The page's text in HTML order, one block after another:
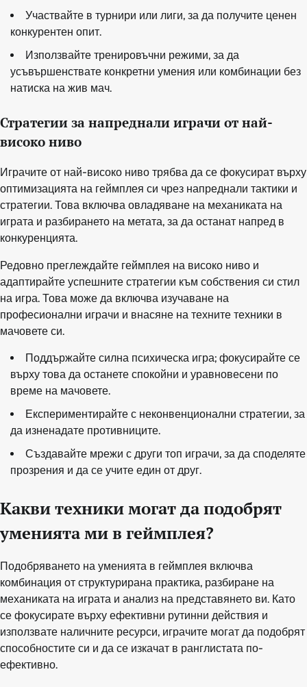
Участвайте в турнири или лиги, за да получите ценен
конкурентен опит.
Използвайте тренировъчни режими, за да
усъвършенствате конкретни умения или комбинации без
натиска на жив мач.
Стратегии за напреднали играчи от най-
високо ниво
Играчите от най-високо ниво трябва да се фокусират върху
оптимизацията на геймплея си чрез напреднали тактики и
стратегии. Това включва овладяване на механиката на
играта и разбирането на метата, за да останат напред в
конкуренцията.
Редовно преглеждайте геймплея на високо ниво и
адаптирайте успешните стратегии към собствения си стил
на игра. Това може да включва изучаване на
професионални играчи и внасяне на техните техники в
мачовете си.
Поддържайте силна психическа игра; фокусирайте се
върху това да останете спокойни и уравновесени по
време на мачовете.
Експериментирайте с неконвенционални стратегии, за
да изненадате противниците.
Създавайте мрежи с други топ играчи, за да споделяте
прозрения и да се учите един от друг.
Какви техники могат да подобрят
уменията ми в геймплея?
Подобряването на уменията в геймплея включва
комбинация от структурирана практика, разбиране на
механиката на играта и анализ на представянето ви. Като
се фокусирате върху ефективни рутинни действия и
използвате наличните ресурси, играчите могат да подобрят
способностите си и да се изкачат в ранглистата по-
ефективно.